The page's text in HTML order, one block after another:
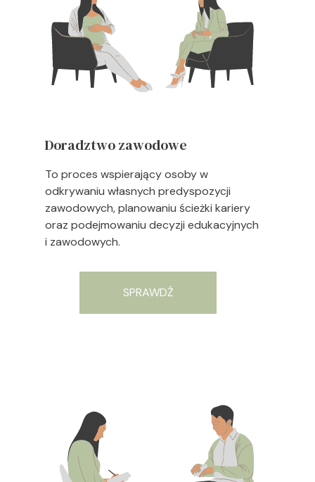
SPRAWDŹ
To proces wspierający osoby w
odkrywaniu własnych predyspozycji
zawodowych, planowaniu ścieżki kariery
oraz podejmowaniu decyzji edukacyjnych
i zawodowych.
Doradztwo zawodowe